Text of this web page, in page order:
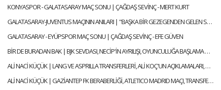
KONYASPOR - GALATASARAY MAÇ SONU | ÇAĞDAŞ SEVİNÇ - MERT KURT
GALATASARAY-JUVENTUS MAÇININ ANILARI | "BAŞKA BİR GEZEGENDEN GELEN SNEIJDER'İN GOLÜYLE TURU GEÇTİK"
GALATASARAY - EYÜPSPOR MAÇ SONU | ÇAĞDAŞ SEVİNÇ - EFE GÜVEN
BİR DE BURADAN BAK | BJK SEVDASI, NECİP'İN AYRILIŞI, OYUNCULUĞA BAŞLAMA HİKAYESİ | FEYYAZ ŞERİFOĞLU
ALİ NACİ KÜÇÜK | LANG VE ASPRILLA TRANSFERLERİ, ALİ KOÇ'UN AÇIKLAMALARI, OULAI | GÜNDEM GALATASARAY
ALİ NACİ KÜÇÜK | GAZİANTEP FK BERABERLİĞİ, ATLETICO MADRID MAÇI, TRANSFER | GÜNDEM GALATASARAY